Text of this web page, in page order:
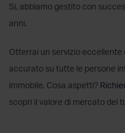
Si, abbiamo gestito con
anni.
Otterrai un servizio eccellente
accurato su tutte le persone
immobile. Cosa aspetti?
scopri il valore di mercato del